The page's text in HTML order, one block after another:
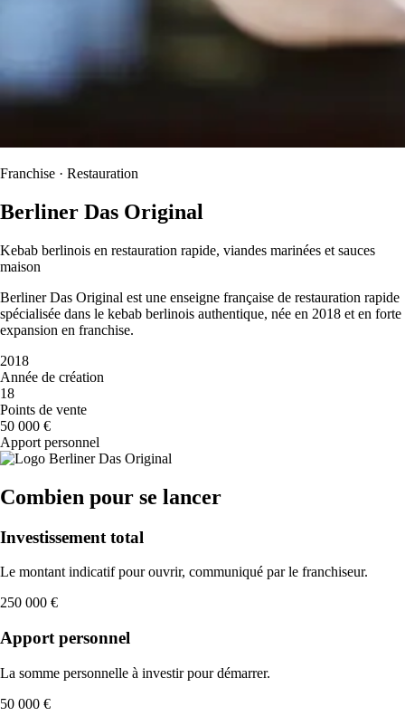
Franchise · Restauration
Berliner Das Original
Kebab berlinois en restauration rapide, viandes marinées et sauces
maison
Berliner Das Original est une enseigne française de restauration rapide
spécialisée dans le kebab berlinois authentique, née en 2018 et en forte
expansion en franchise.
2018
Année de création
18
Points de vente
50 000 €
Apport personnel
Combien pour se lancer
Investissement total
Le montant indicatif pour ouvrir, communiqué par le franchiseur.
250 000 €
Apport personnel
La somme personnelle à investir pour démarrer.
50 000 €